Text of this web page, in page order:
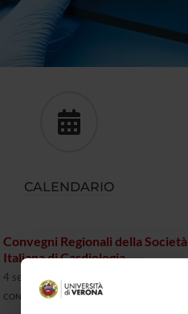
CALENDARIO
Convegni Regionali della Società
Italiana di Cardiologia
4 settembre 2026
CONVEGNO